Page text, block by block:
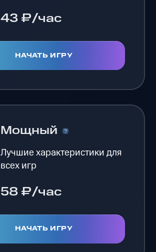
43 ₽/час
НАЧАТЬ ИГРУ
Мощный
Лучшие характеристики для
всех игр
58 ₽/час
НАЧАТЬ ИГРУ